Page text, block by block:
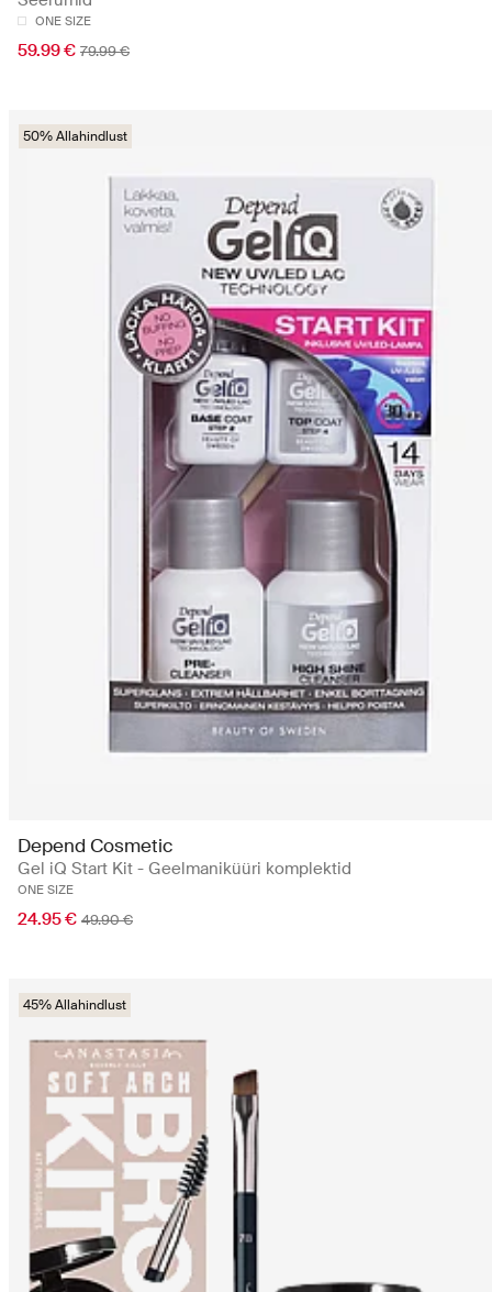
ONE SIZE
59.99 € 79.99 €
50% Allahindlust
Depend Cosmetic
Gel iQ Start Kit - Geelmaniküüri komplektid
ONE SIZE
24.95 € 49.90 €
45% Allahindlust